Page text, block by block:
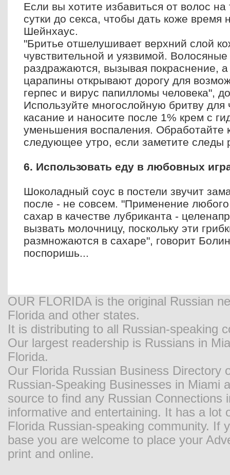
Если вы хотите избавиться от волос на
сутки до секса, чтобы дать коже время
Шейнхаус.
"Бритье отшелушивает верхний слой
чувствительной и уязвимой.
раздражаются, вызывая покраснение,
царапины открывают дорогу для
герпес и вирус папилломы человека",
Используйте многослойную бритву для
касание и наносите после 1% крем с
уменьшения воспаления. Обработайте
следующее утро, если заметите следы
6. Использовать еду в любовных
Шоколадный соус в постели звучит
после - не совсем. "Применение
сахар в качестве лубриканта -
вызвать молочницу, поскольку эти
размножаются в сахаре", говорит
поспоришь...
OUR FLORIDA is the original Russian
Florida and other states.
It is distributing to all Russian-speaking
Our largest readership is Russians in
Florida.
Our Florida Russian Business Directory
Russian-Speaking Businesses in Miami
source to find any Russian
informative and entertaining. It has a
Florida Russian-speaking community. If
base you are welcome to place your
print and online.